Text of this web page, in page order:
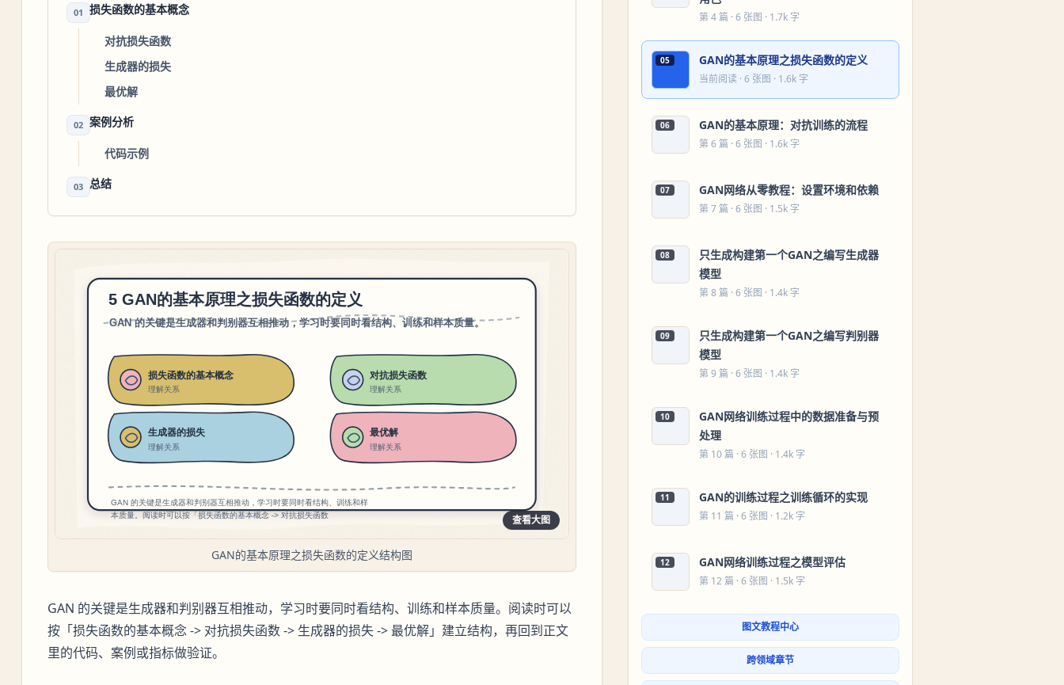
01 损失函数的基本概念
对抗损失函数
生成器的损失
最优解
02 案例分析
代码示例
03 总结
查看大图
GAN的基本原理之损失函数的定义结构图
GAN 的关键是生成器和判别器互相推动，学习时要同时看结构、训练和样本质量。阅读时可以
按「损失函数的基本概念 -> 对抗损失函数 -> 生成器的损失 -> 最优解」建立结构，再回到正文
里的代码、案例或指标做验证。
第 4 篇 · 6 张图 · 1.7k 字
05 GAN的基本原理之损失函数的定义
当前阅读 · 6 张图 · 1.6k 字
06 GAN的基本原理：对抗训练的流程
第 6 篇 · 6 张图 · 1.6k 字
07 GAN网络从零教程：设置环境和依赖
第 7 篇 · 6 张图 · 1.5k 字
08
只生成构建第一个GAN之编写生成器
模型
第 8 篇 · 6 张图 · 1.4k 字
09
只生成构建第一个GAN之编写判别器
模型
第 9 篇 · 6 张图 · 1.4k 字
10
GAN网络训练过程中的数据准备与预
处理
第 10 篇 · 6 张图 · 1.4k 字
11 GAN的训练过程之训练循环的实现
第 11 篇 · 6 张图 · 1.2k 字
12 GAN网络训练过程之模型评估
第 12 篇 · 6 张图 · 1.5k 字
图文教程中心
跨领域章节